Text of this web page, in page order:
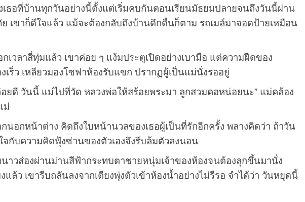
ที่บ้านทุกวันอย่างนี้ตั้งแต่เริ่มคบกันตอนเรียนมัธยมปลายจนถึงวันนี้ผ่าน
ย เขาก็ดีใจแล้ว แม้จะต้องกลับถึงบ้านดึกดื่นก็ตาม รถเมล์มาจอดป้ายเหมือน
ลาสี่ทุ่มแล้ว เขาค่อย ๆ แง้มประตูเปิดอย่างเบามือ แต่ความฝืดของ
ร็ว เหลียวมองโซฟาห้องรับแขก ปรากฏผู้เป็นแม่นั่งรออยู่
วันนี้ แม่ไปที่วัด หลวงพ่อให้สร้อยพระมา ลูกสวมคอหน่อยนะ” แม่คล้อง
ม่
หน้าต่าง คิดถึงใบหน้านวลของเธอผู้เป็นที่รักอีกครั้ง พลางคิดว่า ถ้าวัน
จกับความคิดฟุ้งซ่านของตัวเองจึงรีบล้มตัวลงนอน
ส่องผ่านม่านสีฟ้ากระทบตาชายหนุ่มเจ้าของห้องจนต้องลุกขึ้นมานั่ง
ล้ว เขารีบถลันลงจากเตียงพุ่งตัวเข้าห้องน้ำอย่างไม่รีรอ จำได้ว่า วันหยุดนี้